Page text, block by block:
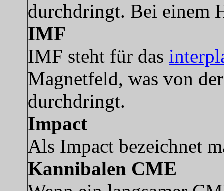
durchdringt. Bei einem
IMF
IMF steht für das
Magnetfeld, was von
durchdringt.
Impact
Als Impact bezeichnet
Kannibalen CME